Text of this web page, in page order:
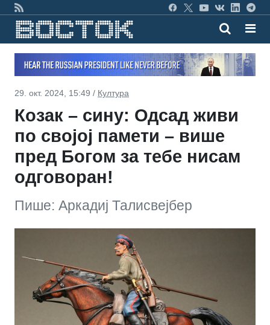
29. окт. 2024, 15:49 / Култура
Козак – сину: Одсад живи
по својој памети – више
пред Богом за тебе нисам
одговоран!
Пише: Аркадиј Талисвејбер